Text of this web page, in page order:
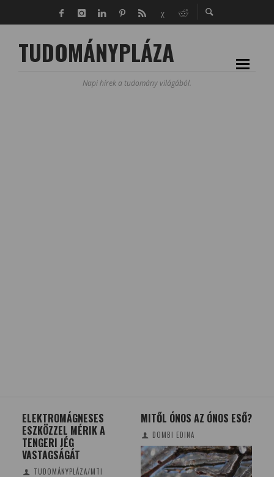
TUDOMÁNYPLÁZA
Napi hírek a tudomány világából.
ELEKTROMÁGNESES
ESZKÖZZEL MÉRIK A
TENGERI JÉG
VASTAGSÁGÁT
TUDOMÁNYPLÁZA/MTI
MITŐL ÓNOS AZ ÓNOS ESŐ?
DOMBI EDINA